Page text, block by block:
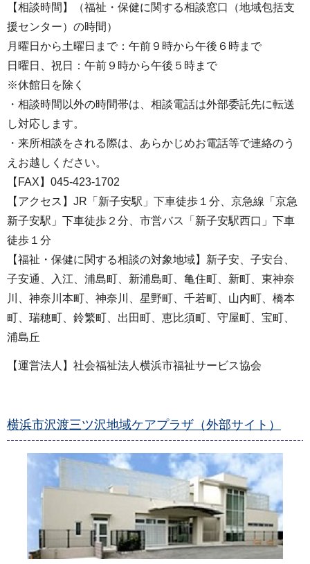
【相談時間】（福祉・保健に関する相談窓口（地域包括支
援センター）の時間）
月曜日から土曜日まで：午前９時から午後６時まで
日曜日、祝日：午前９時から午後５時まで
※休館日を除く
・相談時間以外の時間帯は、相談電話は外部委託先に転送
し対応します。
・来所相談をされる際は、あらかじめお電話等で連絡のう
えお越しください。
【FAX】045-423-1702
【アクセス】JR「新子安駅」下車徒歩１分、京急線「京急
新子安駅」下車徒歩２分、市営バス「新子安駅西口」下車
徒歩１分
【福祉・保健に関する相談の対象地域】新子安、子安台、
子安通、入江、浦島町、新浦島町、亀住町、新町、東神奈
川、神奈川本町、神奈川、星野町、千若町、山内町、橋本
町、瑞穂町、鈴繁町、出田町、恵比須町、守屋町、宝町、
浦島丘
【運営法人】社会福祉法人横浜市福祉サービス協会
横浜市沢渡三ツ沢地域ケアプラザ（外部サイト）